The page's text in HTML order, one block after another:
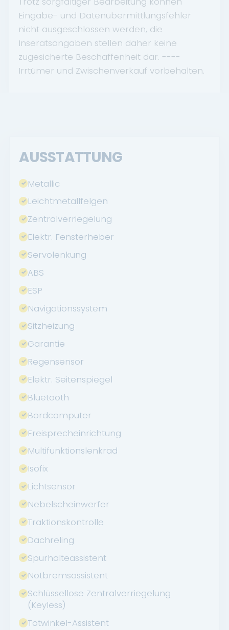
Eingabe- und Datenübermittlungsfehler
nicht ausgeschlossen werden, die
Inseratsangaben stellen daher keine
zugesicherte Beschaffenheit dar. ----
Irrtümer und Zwischenverkauf vorbehalten.
AUSSTATTUNG
Metallic
Leichtmetallfelgen
Zentralverriegelung
Elektr. Fensterheber
Servolenkung
ABS
ESP
Navigationssystem
Sitzheizung
Garantie
Regensensor
Elektr. Seitenspiegel
Bluetooth
Bordcomputer
Freisprecheinrichtung
Multifunktionslenkrad
Isofix
Lichtsensor
Nebelscheinwerfer
Traktionskontrolle
Dachreling
Spurhalteassistent
Notbremsassistent
Schlüssellose Zentralverriegelung
(Keyless)
Totwinkel-Assistent